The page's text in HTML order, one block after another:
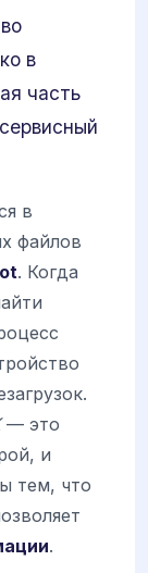
в
часть
в
файлов
. Когда
— это
и
тем, что
.